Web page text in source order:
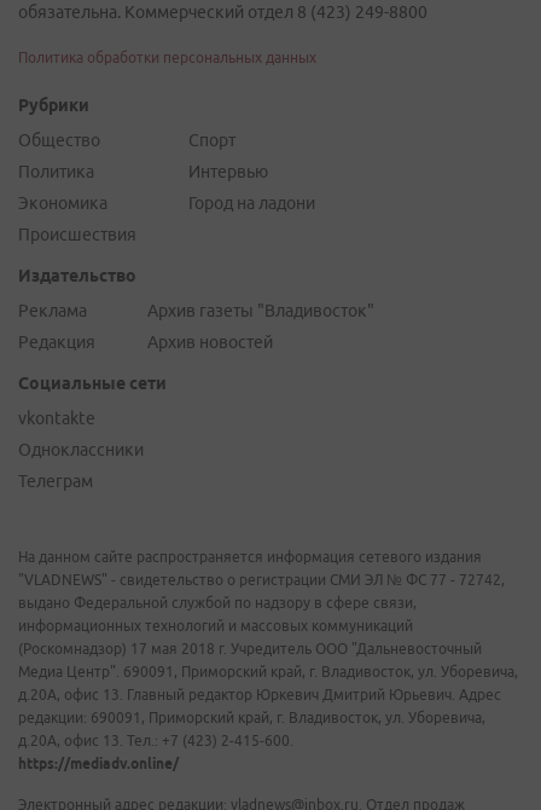
обязательна. Коммерческий отдел 8 (423) 249-8800
Политика обработки персональных данных
Рубрики
Общество
Политика
Экономика
Происшествия
Спорт
Интервью
Город на ладони
Издательство
Реклама
Редакция
Архив газеты "Владивосток"
Архив новостей
Социальные сети
vkontakte
Одноклассники
Телеграм
На данном сайте распространяется информация сетевого издания
"VLADNEWS" - свидетельство о регистрации СМИ ЭЛ № ФС 77 - 72742,
выдано Федеральной службой по надзору в сфере связи,
информационных технологий и массовых коммуникаций
(Роскомнадзор) 17 мая 2018 г. Учредитель ООО "Дальневосточный
Медиа Центр". 690091, Приморский край, г. Владивосток, ул. Уборевича,
д.20А, офис 13. Главный редактор Юркевич Дмитрий Юрьевич. Адрес
редакции: 690091, Приморский край, г. Владивосток, ул. Уборевича,
д.20А, офис 13. Тел.: +7 (423) 2-415-600.
https://mediadv.online/
Электронный адрес редакции: vladnews@inbox.ru. Отдел продаж